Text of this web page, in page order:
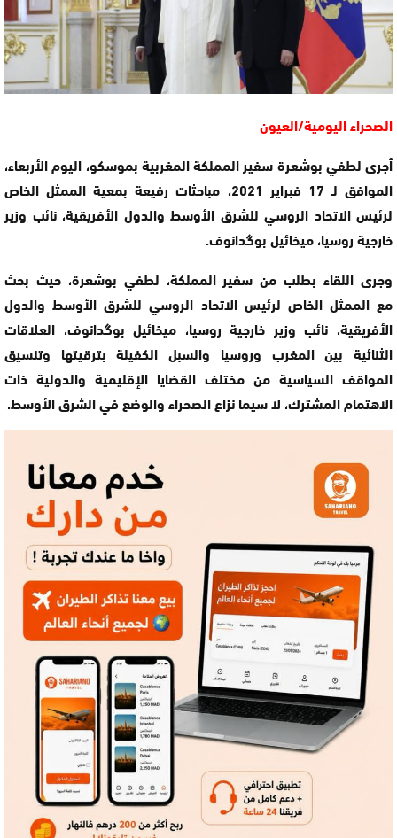
الصحراء اليومية/العيون
أجرى لطفي بوشعرة سفير المملكة المغربية بموسكو، اليوم الأربعاء،
الموافق لـ 17 فبراير 2021، مباحثات رفيعة بمعية الممثل الخاص
لرئيس الاتحاد الروسي للشرق الأوسط والدول الأفريقية، نائب وزير
خارجية روسيا، ميخائيل بوگدانوف.
وجرى اللقاء بطلب من سفير المملكة، لطفي بوشعرة، حيث بحث
مع الممثل الخاص لرئيس الاتحاد الروسي للشرق الأوسط والدول
الأفريقية، نائب وزير خارجية روسيا، ميخائيل بوگدانوف، العلاقات
الثنائية بين المغرب وروسيا والسبل الكفيلة بترقيتها وتنسيق
المواقف السياسية من مختلف القضايا الإقليمية والدولية ذات
الاهتمام المشترك، لا سيما نزاع الصحراء والوضع في الشرق الأوسط.